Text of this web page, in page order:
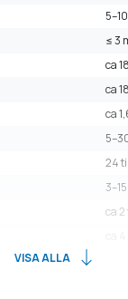
≤ 3
ca
ca
ca
24
ca
VISA ALLA